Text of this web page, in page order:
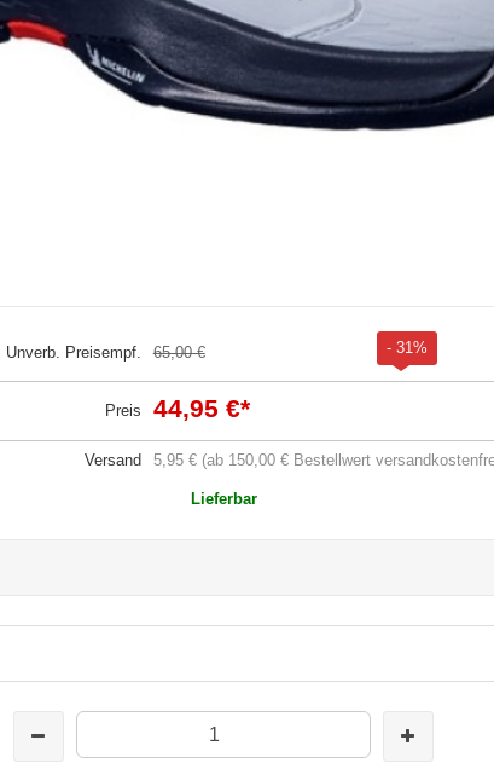
Unverb. Preisempf. 65,00 € - 31%
Preis 44,95 €*
Versand 5,95 € (ab 150,00 € Bestellwert
Lieferbar